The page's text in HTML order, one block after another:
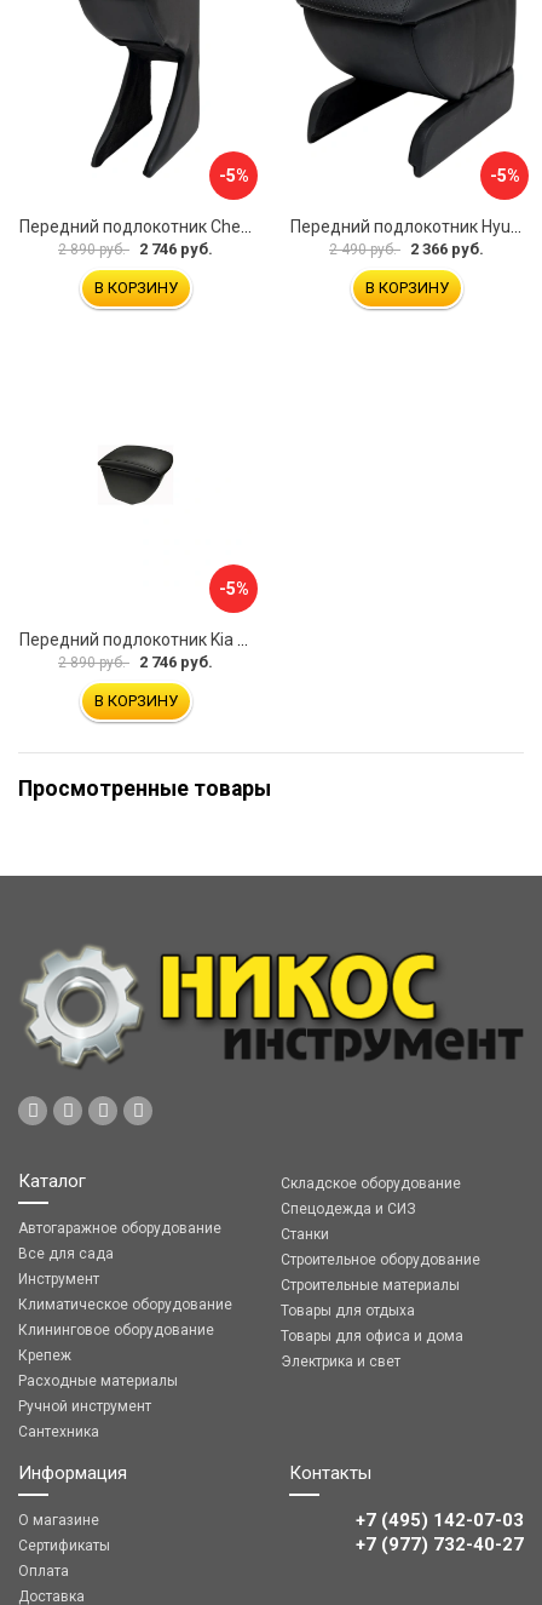
-5%
2 890 руб. 2 746 руб.
В КОРЗИНУ
-5%
2 490 руб. 2 366 руб.
В КОРЗИНУ
-5%
2 890 руб. 2 746 руб.
В КОРЗИНУ
Просмотренные товары
Каталог
Автогаражное оборудование
Все для сада
Инструмент
Климатическое оборудование
Клининговое оборудование
Крепеж
Расходные материалы
Ручной инструмент
Сантехника
Складское оборудование
Спецодежда и СИЗ
Станки
Строительное оборудование
Строительные материалы
Товары для отдыха
Товары для офиса и дома
Электрика и свет
Информация
О магазине
Сертификаты
Оплата
Доставка
Контакты
+7 (495) 142-07-03
‎‎+7 (977) 732-40-27